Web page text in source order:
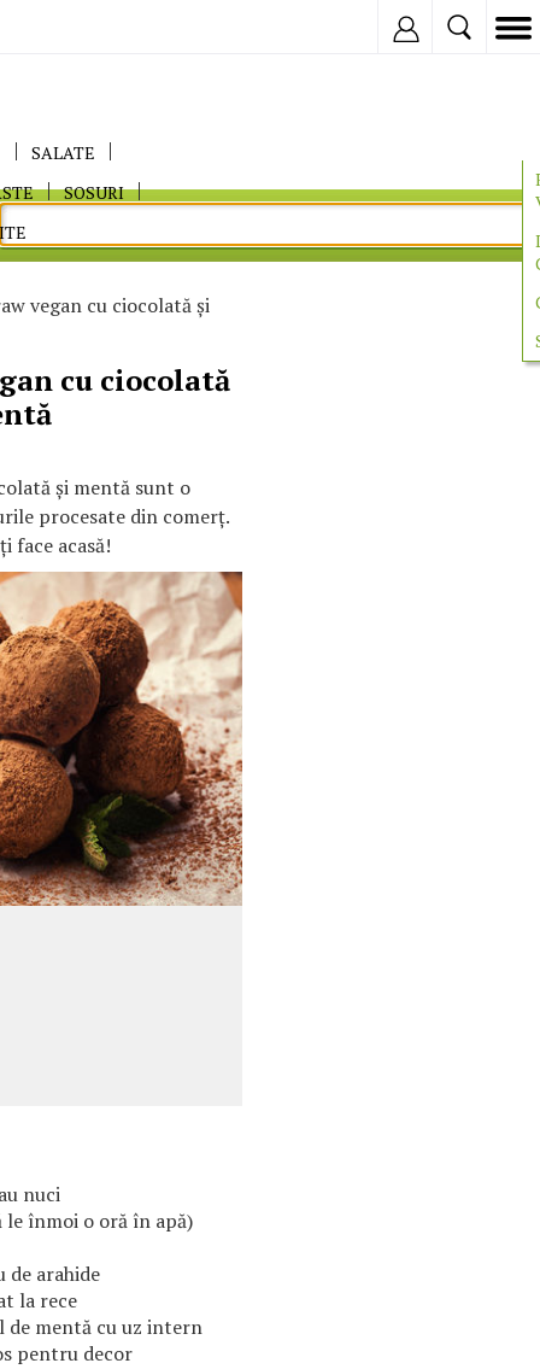
SALATE
SOSURI
vegan cu ciocolată și
cu ciocolată
și mentă sunt o
procesate din comerț.
face acasă!
nuci
le înmoi o oră în apă)
de arahide
la rece
de mentă cu uz intern
pentru decor